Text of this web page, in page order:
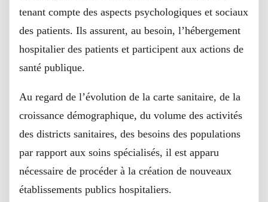
tenant compte des aspects psychologiques et sociaux
des patients. Ils assurent, au besoin, l’hébergement
hospitalier des patients et participent aux actions de
santé publique.
Au regard de l’évolution de la carte sanitaire, de la
croissance démographique, du volume des activités
des districts sanitaires, des besoins des populations
par rapport aux soins spécialisés, il est apparu
nécessaire de procéder à la création de nouveaux
établissements publics hospitaliers.